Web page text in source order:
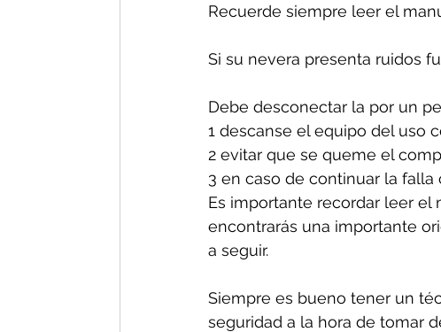
Recuerde siempre leer el
Si su nevera presenta ruidos
Debe desconectar la por un
1 descanse el equipo del uso
2 evitar que se queme el
3 en caso de continuar la
Es importante recordar leer el
encontrarás una importante
a seguir.
Siempre es bueno tener un
seguridad a la hora de tomar